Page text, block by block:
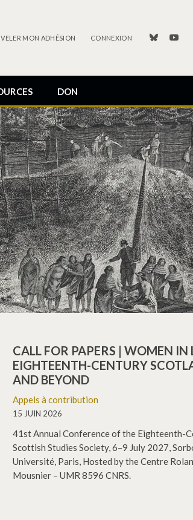
MON ADHÉSION CONNEXION linkedin
DON
CALL FOR PAPERS | WOMEN IN
EIGHTEENTH-CENTURY
AND BEYOND
Appels à contribution
15 JUIN 2026
41st Annual Conference of the Eighteenth-
Scottish Studies Society, 6–9 July 2027,
Université, Paris, Hosted by the Centre
Mousnier – UMR 8596 CNRS.